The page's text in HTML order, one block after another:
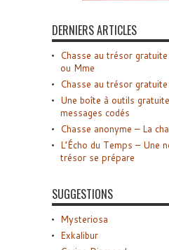
DERNIERS ARTICLES
Chasse au trésor
ou Mme
Chasse au trésor
Une boîte à outils
messages codés
Chasse anonyme – La
L’Écho du Temps – Une
trésor se prépare
SUGGESTIONS
Mysteriosa
Exkalibur